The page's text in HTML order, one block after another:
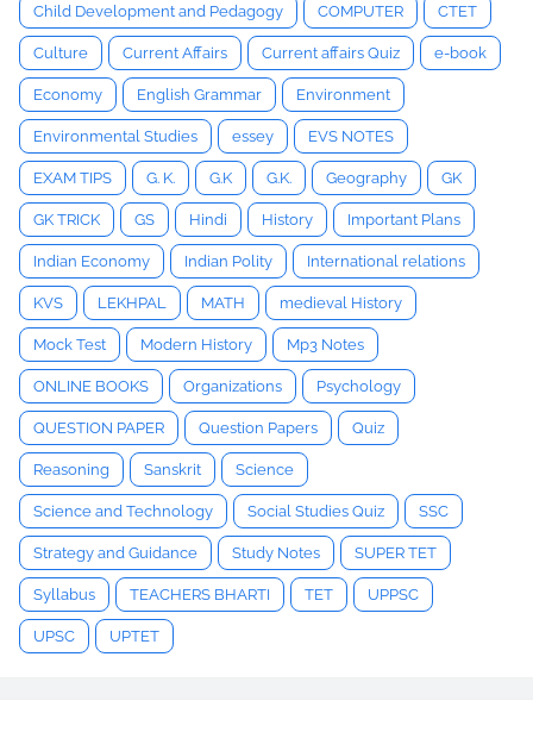
Child Development and Pedagogy COMPUTER CTET
Culture Current Affairs Current affairs Quiz e-book
Economy English Grammar Environment
Environmental Studies essey EVS NOTES
EXAM TIPS G. K. G.K G.K. Geography GK
GK TRICK GS Hindi History Important Plans
Indian Economy Indian Polity International relations
KVS LEKHPAL MATH medieval History
Mock Test Modern History Mp3 Notes
ONLINE BOOKS Organizations Psychology
QUESTION PAPER Question Papers Quiz
Reasoning Sanskrit Science
Science and Technology Social Studies Quiz SSC
Strategy and Guidance Study Notes SUPER TET
Syllabus TEACHERS BHARTI TET UPPSC
UPSC UPTET